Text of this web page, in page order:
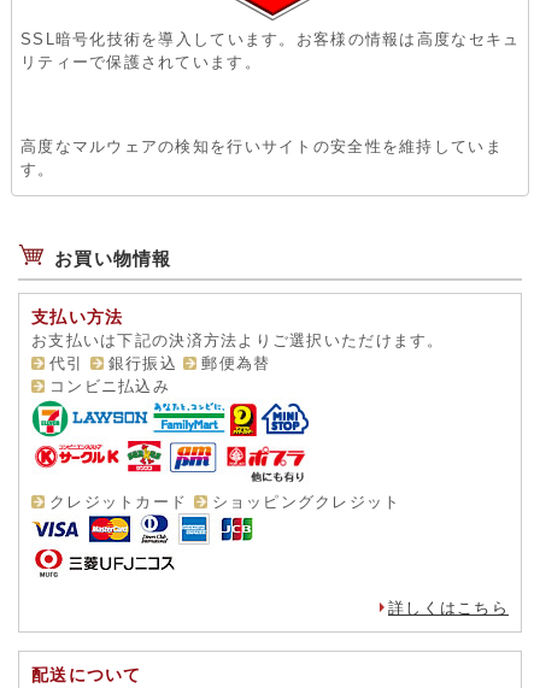
SSL暗号化技術を導入しています。お客様の情報は高度なセキュ
リティーで保護されています。
高度なマルウェアの検知を行いサイトの安全性を維持していま
す。
お買い物情報
支払い方法
お支払いは下記の決済方法よりご選択いただけます。
代引
銀行振込
郵便為替
コンビニ払込み
クレジットカード ショッピングクレジット
詳しくはこちら
配送について